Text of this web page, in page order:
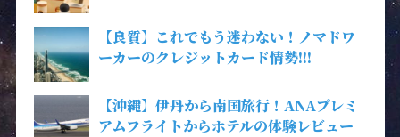
【良質】これでもう迷わない！ノマドワ
ーカーのクレジットカード情勢!!!
【沖縄】伊丹から南国旅行！ANAプレミ
アムフライトからホテルの体験レビュー